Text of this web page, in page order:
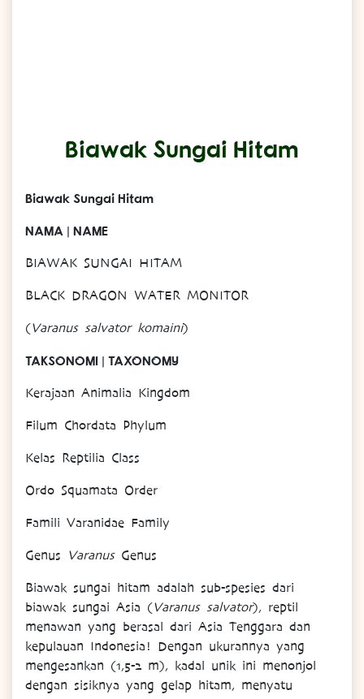
Biawak Sungai Hitam
Biawak Sungai Hitam
NAMA | NAME
BIAWAK SUNGAI HITAM
BLACK DRAGON WATER MONITOR
(Varanus salvator komaini)
TAKSONOMI | TAXONOMY
Kerajaan Animalia Kingdom
Filum Chordata Phylum
Kelas Reptilia Class
Ordo Squamata Order
Famili Varanidae Family
Genus VaranusGenus
Biawak sungai hitam adalah sub-spesies dari
biawak sungai Asia (Varanus salvator), reptil
menawan yang berasal dari Asia Tenggara dan
kepulauan Indonesia! Dengan ukurannya yang
mengesankan (1,5-2 m), kadal unik ini menonjol
dengan sisiknya yang gelap hitam, menyatu